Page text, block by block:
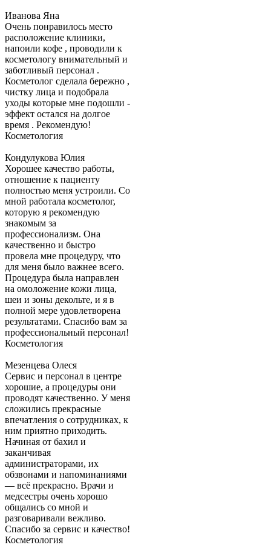
Иванова Яна
Очень понравилось место
расположение клиники,
напоили кофе , проводили к
косметологу внимательный и
заботливый персонал .
Косметолог сделала бережно ,
чистку лица и подобрала
уходы которые мне подошли -
эффект остался на долгое
время . Рекомендую!
Косметология
Кондулукова Юлия
Хорошее качество работы,
отношение к пациенту
полностью меня устроили. Со
мной работала косметолог,
которую я рекомендую
знакомым за
профессионализм. Она
качественно и быстро
провела мне процедуру, что
для меня было важнее всего.
Процедура была направлен
на омоложение кожи лица,
шеи и зоны декольте, и я в
полной мере удовлетворена
результатами. Спасибо вам за
профессиональный персонал!
Косметология
Мезенцева Олеся
Сервис и персонал в центре
хорошие, а процедуры они
проводят качественно. У меня
сложились прекрасные
впечатления о сотрудниках, к
ним приятно приходить.
Начиная от бахил и
заканчивая
администраторами, их
обзвонами и напоминаниями
— всё прекрасно. Врачи и
медсестры очень хорошо
общались со мной и
разговаривали вежливо.
Спасибо за сервис и качество!
Косметология